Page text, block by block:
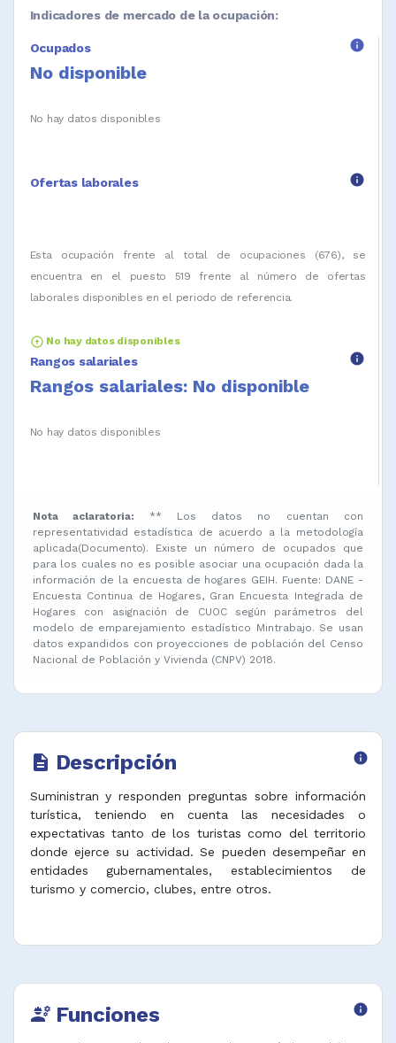
Indicadores de mercado de la ocupación:
Ocupados info
No disponible
No hay datos disponibles
Ofertas laborales info
Esta ocupación frente al total de ocupaciones (676), se
encuentra en el puesto 519 frente al número de ofertas
laborales disponibles en el periodo de referencia.
arrow_circle_up No hay datos disponibles
Rangos salariales info
Rangos salariales: No disponible
No hay datos disponibles
Nota aclaratoria:
** Los datos no cuentan con
representatividad estadística de acuerdo a la metodología
aplicada(Documento). Existe un número de ocupados que
para los cuales no es posible asociar una ocupación dada la
información de la encuesta de hogares GEIH. Fuente: DANE -
Encuesta Continua de Hogares, Gran Encuesta Integrada de
Hogares con asignación de CUOC según parámetros del
modelo de emparejamiento estadístico Mintrabajo. Se usan
datos expandidos con proyecciones de población del Censo
Nacional de Población y Vivienda (CNPV) 2018.
description Descripción info
Suministran y responden preguntas sobre información
turística, teniendo en cuenta las necesidades o
expectativas tanto de los turistas como del territorio
donde ejerce su actividad. Se pueden desempeñar en
entidades gubernamentales, establecimientos de
turismo y comercio, clubes, entre otros.
engineering Funciones info